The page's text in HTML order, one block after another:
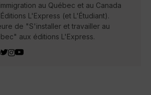
au Québec et au Canada
L'Express (et L'Étudiant).
de "S'installer et travailler au
aux éditions L'Express.